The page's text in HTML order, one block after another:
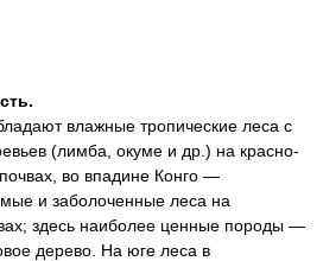
влажные тропические леса с
(лимба, окуме и др.) на красно-
во впадине Конго —
и заболоченные леса на
здесь наиболее ценные породы —
дерево. На юге леса в